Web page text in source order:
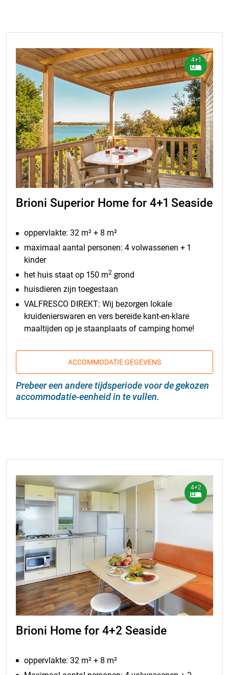
4+1
Brioni Superior Home for 4+1 Seaside
oppervlakte: 32 m² + 8 m²
maximaal aantal personen: 4 volwassenen + 1
kinder
het huis staat op 150 m2 grond
huisdieren zijn toegestaan
VALFRESCO DIREKT: Wij bezorgen lokale
kruidenierswaren en vers bereide kant-en-klare
maaltijden op je staanplaats of camping home!
ACCOMMODATIE GEGEVENS
Prebeer een andere tijdsperiode voor de gekozen
accommodatie-eenheid in te vullen.
4+2
Brioni Home for 4+2 Seaside
oppervlakte: 32 m² + 8 m²